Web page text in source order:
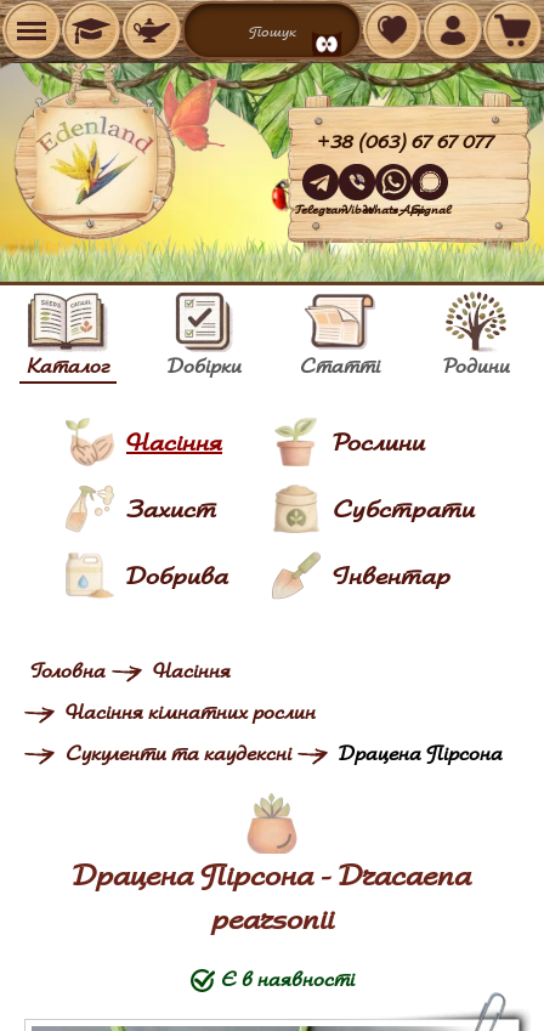
TelegramViberWhatsAppSignal
+38 (063) 67 67 077
Каталог Добірки Статті Родини
Насіння Рослини
Захист Субстрати
Добрива Інвентар
Головна
Насіння
Насіння кімнатних рослин
Сукуленти та каудексні
Драцена Пірсона
Драцена Пірсона - Dracaena
pearsonii
Є в наявності